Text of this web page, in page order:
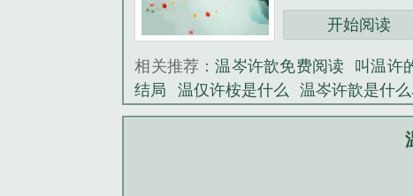
《温仅许桉》是
开始阅读
相关推荐：温岑许歆免费阅读 叫温许
结局
温仅许桉是什么 温岑许歆是什
新章节更新 温祁言许柒免费阅读 温
老魃的讨饭棍
司徒